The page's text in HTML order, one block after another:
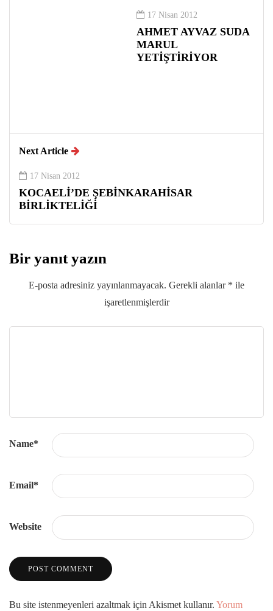
17 Nisan 2012
AHMET AYVAZ SUDA
MARUL
YETİŞTİRİYOR
Next Article
17 Nisan 2012
KOCAELİ’DE ŞEBİNKARAHİSAR
BİRLİKTELİĞİ
Bir yanıt yazın
E-posta adresiniz yayınlanmayacak. Gerekli alanlar * ile
işaretlenmişlerdir
Name*
Email*
Website
Bu site istenmeyenleri azaltmak için Akismet kullanır. Yorum